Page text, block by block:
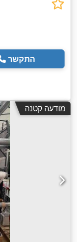
התקשר
מודעה קטנה